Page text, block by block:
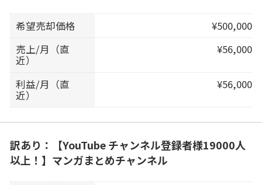
希望売却価格
¥500,000
売上/月（直
近）
¥56,000
利益/月（直
近）
¥56,000
訳あり：【YouTube チャンネル登録者様19000人
以上！】マンガまとめチャンネル